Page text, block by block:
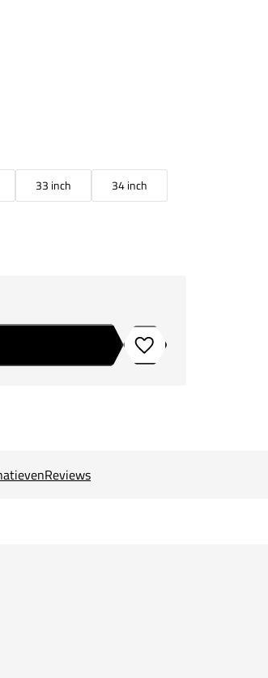
33 inch
34 inch
Toevoegen aan verlanglijstje
Reviews